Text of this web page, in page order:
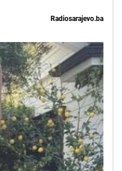
Radiosarajevo.ba